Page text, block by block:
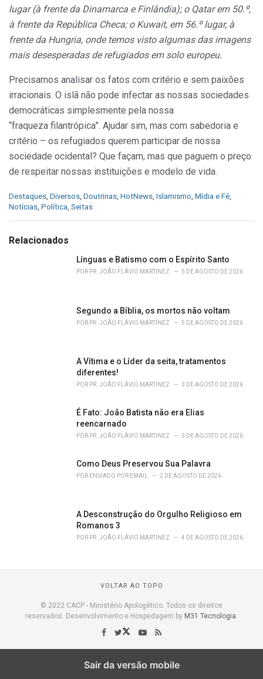
lugar (à frente da Dinamarca e Finlândia); o Qatar em 50.º,
à frente da República Checa; o Kuwait, em 56.º lugar, à
frente da Hungria, onde temos visto algumas das imagens
mais desesperadas de refugiados em solo europeu.
Precisamos analisar os fatos com critério e sem paixões
irracionais. O islã não pode infectar as nossas sociedades
democráticas simplesmente pela nossa
“fraqueza filantrópica”. Ajudar sim, mas com sabedoria e
critério – os refugiados querem participar de nossa
sociedade ocidental? Que façam, mas que paguem o preço
de respeitar nossas instituições e modelo de vida.
C
a
g
Destaques Diversos Doutrinas HotNews Islamismo Mídia e Fé
Notícias Política Seitas
Relacionados
Línguas e Batismo com o Espírito Santo
POR PR. JOÃO FLÁVIO MARTINEZ 5 DE AGOSTO DE 2026
Segundo a Bíblia, os mortos não voltam
POR PR. JOÃO FLÁVIO MARTINEZ 5 DE AGOSTO DE 2026
A Vítima e o Líder da seita, tratamentos
diferentes!
POR PR. JOÃO FLÁVIO MARTINEZ 3 DE AGOSTO DE 2026
É Fato: João Batista não era Elias
reencarnado
POR PR. JOÃO FLÁVIO MARTINEZ 3 DE AGOSTO DE 2026
Como Deus Preservou Sua Palavra
POR ENVIADO POR EMAIL 2 DE AGOSTO DE 2026
A Desconstrução do Orgulho Religioso em
Romanos 3
POR PR. JOÃO FLÁVIO MARTINEZ 4 DE AGOSTO DE 2026
VOLTAR AO TOPO
© 2022 CACP - Ministério Apologético. Todos os direitos
reservados. Desenvolvimento e Hospedagem by M31 Tecnologia.
Sair da versão mobile